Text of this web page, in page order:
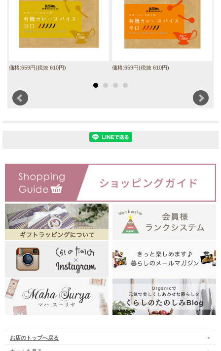
価格:659円(税抜 610円) 価格:659円(税抜 610円)
お店のトップへ戻る